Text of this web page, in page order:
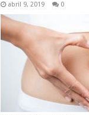
abril 9, 2019 0